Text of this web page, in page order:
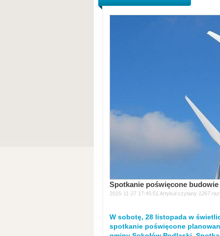
Spotkanie poświęcone
2015-11-27 17:45:51 Artykuł czytany 1267
W sobotę, 28 listopada w
spotkanie poświęcone